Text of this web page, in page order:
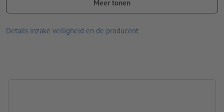
beeldscherm vanwege de lichtomstandigheden of de
monitorinstelling kunnen afwijken van de daadwerkelijk
Meer tonen
Details inzake veiligheid en de producent